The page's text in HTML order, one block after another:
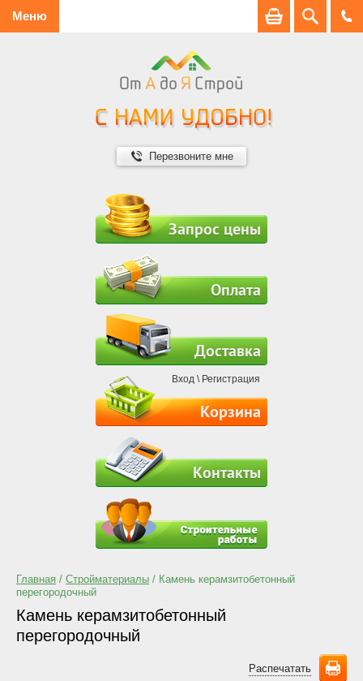
Меню
Перезвоните мне
Запрос цены
Оплата
Доставка
Корзина
Контакты
Вход\ Регистрация
Главная / Стройматериалы / Камень керамзитобетонный
перегородочный
Камень керамзитобетонный
перегородочный
Распечатать